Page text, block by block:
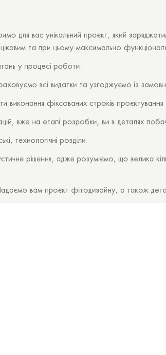
для вас унікальний проєкт, який
та при цьому максимально
у процесі роботи:
всі видатки та узгоджуємо із
фіксованих строків проєктування
вже на етапі розробки, ви в деталях
технологічні розділи.
рішення, адже розуміємо, що велика
вам проєкт фітодизайну, а також